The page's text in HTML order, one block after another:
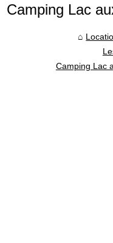
Camping Lac
Camping Lac